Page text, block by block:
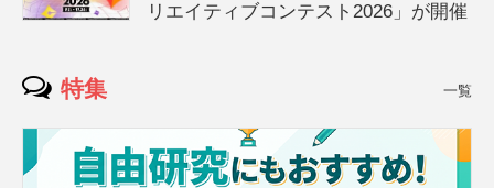
リエイティブコンテスト2026」が開催
特集 一覧